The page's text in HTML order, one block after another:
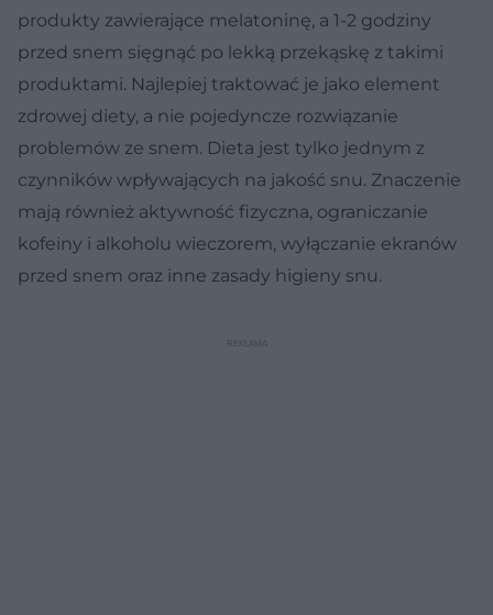
produkty zawierające melatoninę, a 1-2 godziny
przed snem sięgnąć po lekką przekąskę z takimi
produktami. Najlepiej traktować je jako element
zdrowej diety, a nie pojedyncze rozwiązanie
problemów ze snem. Dieta jest tylko jednym z
czynników wpływających na jakość snu. Znaczenie
mają również aktywność fizyczna, ograniczanie
kofeiny i alkoholu wieczorem, wyłączanie ekranów
przed snem oraz inne zasady higieny snu.